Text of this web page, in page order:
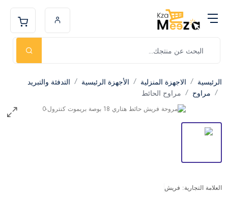
الرئيسية الاجهزة المنزلية الأجهزة الرئيسية
التدفئة والتبريد
مراوح
مراوح الحائط
العلامة التجارية: فريش